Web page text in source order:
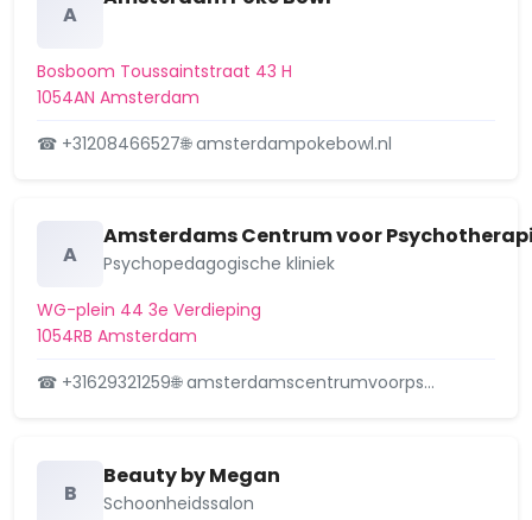
Chassébuurt
Da Costabuurt
Dapperbuurt
De Kolenkit
De Punt
Erasmuspark
A
Bosboom Toussaintstraat 43 H
1054AN Amsterdam
☎ +31208466527🌐 amsterdampokebowl.nl
A
Amsterdams Centrum voor
Psychopedagogische kliniek
WG-plein 44 3e Verdieping
1054RB Amsterdam
☎ +31629321259🌐 amsterdamscentrumvoorps…
B
Beauty by Megan
Schoonheidssalon